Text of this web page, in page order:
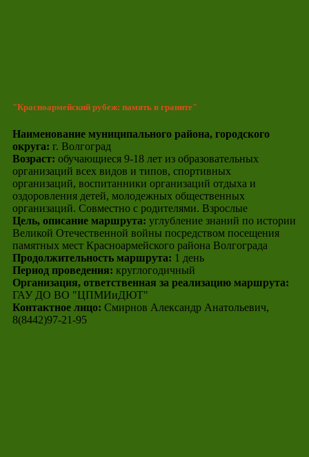
"Красноармейский рубеж: память в граните"
Наименование муниципального района, городского
округа: г. Волгоград
Возраст: обучающиеся 9-18 лет из образовательных
организаций всех видов и типов, спортивных
организаций, воспитанники организаций отдыха и
оздоровления детей, молодежных общественных
организаций. Совместно с родителями. Взрослые
Цель, описание маршрута: углубление знаний по истории
Великой Отечественной войны посредством посещения
памятных мест Красноармейского района Волгограда
Продолжительность маршрута: 1 день
Период проведения: круглогодичный
Организация, ответственная за реализацию маршрута:
ГАУ ДО ВО "ЦПМИиДЮТ"
Контактное лицо: Смирнов Александр Анатольевич,
8(8442)97-21-95